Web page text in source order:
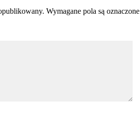
Wymagane pola są oznaczone